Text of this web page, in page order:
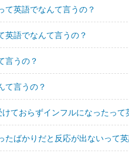
て英語でなんて言うの？
英語でなんて言うの？
言うの？
て言うの？
ておらずインフルになったって
たばかりだと反応が出ないって